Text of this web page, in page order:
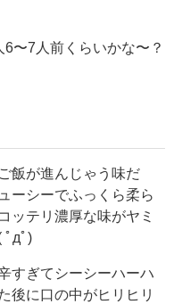
〜7人前くらいかな〜？
飯が進んじゃう味だ
ーシーでふっくら柔ら
ッテリ濃厚な味がヤミ
ﾟдﾟ)
すぎてシーシーハーハ
後に口の中がヒリヒリ